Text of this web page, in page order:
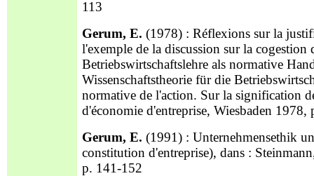
113
Gerum, E. (1978) : Réflexions sur la
l'exemple de la discussion sur la cogestion
Betriebswirtschaftslehre als normative
Wissenschaftstheorie für die
normative de l'action. Sur la signification
d'économie d'entreprise, Wiesbaden 1978,
Gerum, E. (1991) : Unternehmensethik
constitution d'entreprise), dans :
p. 141-152